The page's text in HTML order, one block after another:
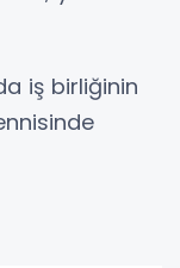
iş birliğinin